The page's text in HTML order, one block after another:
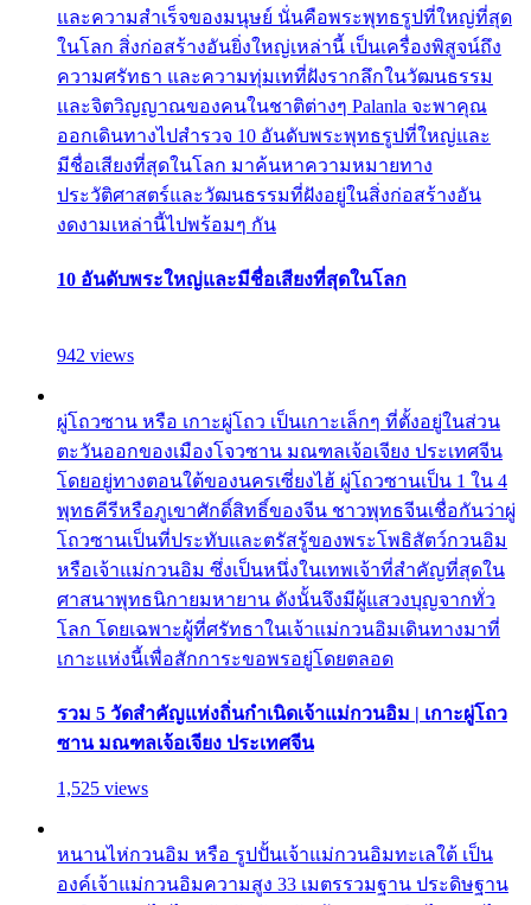
และความสำเร็จของมนุษย์ นั่นคือพระพุทธรูปที่ใหญ่ที่สุด
ในโลก สิ่งก่อสร้างอันยิ่งใหญ่เหล่านี้ เป็นเครื่องพิสูจน์ถึง
ความศรัทธา และความทุ่มเทที่ฝังรากลึกในวัฒนธรรม
และจิตวิญญาณของคนในชาติต่างๆ Palanla จะพาคุณ
ออกเดินทางไปสำรวจ 10 อันดับพระพุทธรูปที่ใหญ่และ
มีชื่อเสียงที่สุดในโลก มาค้นหาความหมายทาง
ประวัติศาสตร์และวัฒนธรรมที่ฝังอยู่ในสิ่งก่อสร้างอัน
งดงามเหล่านี้ไปพร้อมๆ กัน
10 อันดับพระใหญ่และมีชื่อเสียงที่สุดในโลก
942 views
ผู่โถวซาน หรือ เกาะผู่โถว เป็นเกาะเล็กๆ ที่ตั้งอยู่ในส่วน
ตะวันออกของเมืองโจวซาน มณฑลเจ้อเจียง ประเทศจีน
โดยอยู่ทางตอนใต้ของนครเซี่ยงไฮ้ ผู่โถวซานเป็น 1 ใน 4
พุทธคีรีหรือภูเขาศักดิ์สิทธิ์ของจีน ชาวพุทธจีนเชื่อกันว่าผู่
โถวซานเป็นที่ประทับและตรัสรู้ของพระโพธิสัตว์กวนอิม
หรือเจ้าแม่กวนอิม ซึ่งเป็นหนึ่งในเทพเจ้าที่สำคัญที่สุดใน
ศาสนาพุทธนิกายมหายาน ดังนั้นจึงมีผู้แสวงบุญจากทั่ว
โลก โดยเฉพาะผู้ที่ศรัทธาในเจ้าแม่กวนอิมเดินทางมาที่
เกาะแห่งนี้เพื่อสักการะขอพรอยู่โดยตลอด
รวม 5 วัดสำคัญแห่งถิ่นกำเนิดเจ้าแม่กวนอิม | เกาะผู่โถว
ซาน มณฑลเจ้อเจียง ประเทศจีน
1,525 views
หนานไห่กวนอิม หรือ รูปปั้นเจ้าแม่กวนอิมทะเลใต้ เป็น
องค์เจ้าแม่กวนอิมความสูง 33 เมตรรวมฐาน ประดิษฐาน